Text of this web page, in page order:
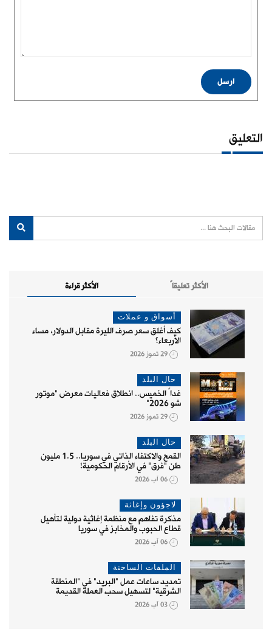
ارسل
التعليق
الأكثر قراءة الأكثر تعليقاً
أسواق و عملات
كيف أغلق سعر صرف الليرة مقابل الدولار، مساء
الأربعاء؟
29 تموز 2026
حال البلد
غداً الخميس.. انطلاق فعاليات معرض "موتور
شو 2026"
29 تموز 2026
حال البلد
القمح والاكتفاء الذاتي في سوريا.. 1.5 مليون
طن "فرق" في الأرقام الحكومية!
06 آب 2026
لاجؤون وإغاثة
مذكرة تفاهم مع منظمة إغاثية دولية لتأهيل
قطاع الحبوب والمخابز في سوريا
06 آب 2026
الملفات الساخنة
تمديد ساعات عمل "البريد" في "المنطقة
الشرقية" لتسهيل سحب العملة القديمة
03 آب 2026